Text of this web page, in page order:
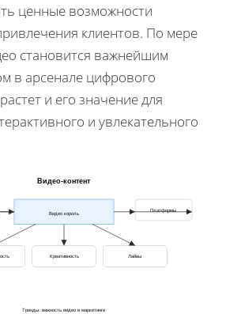
ценные возможности
клиентов. По мере
становится важнейшим
в арсенале цифрового
и его значение для
и увлекательного
Видео-контент
Видео король
Платформы
Креативность Лайвы
Тренды: важность видео в маркетинге